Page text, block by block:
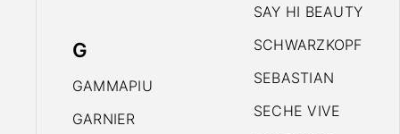
G
GAMMAPIU
GARNIER
SAY HI BEAUTY
SCHWARZKOPF
SEBASTIAN
SECHE VIVE